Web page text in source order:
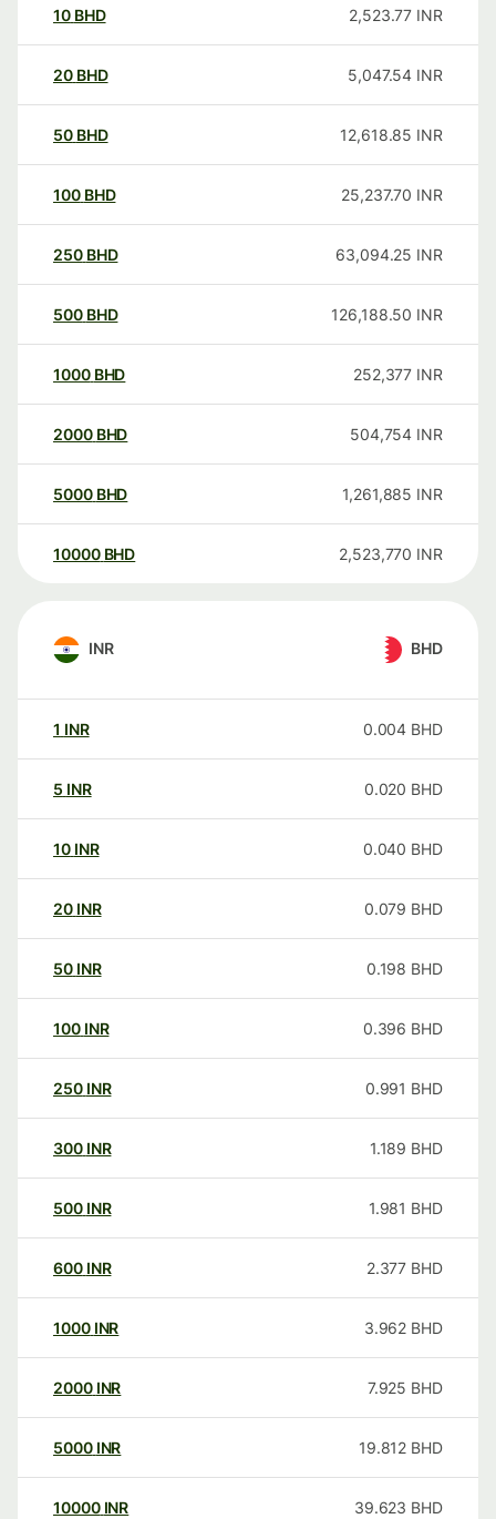
10 BHD 2,523.77 INR
20 BHD 5,047.54 INR
50 BHD 12,618.85 INR
100 BHD 25,237.70 INR
250 BHD 63,094.25 INR
500 BHD 126,188.50 INR
1000 BHD 252,377 INR
2000 BHD 504,754 INR
5000 BHD 1,261,885 INR
10000 BHD 2,523,770 INR
INR BHD
1 INR 0.004 BHD
5 INR 0.020 BHD
10 INR 0.040 BHD
20 INR 0.079 BHD
50 INR 0.198 BHD
100 INR 0.396 BHD
250 INR 0.991 BHD
300 INR 1.189 BHD
500 INR 1.981 BHD
600 INR 2.377 BHD
1000 INR 3.962 BHD
2000 INR 7.925 BHD
5000 INR 19.812 BHD
10000 INR 39.623 BHD